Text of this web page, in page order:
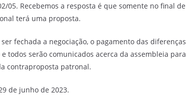
05. Recebemos a resposta é que somente no final de
terá uma proposta.
fechada a negociação, o pagamento das diferenças
todos serão comunicados acerca da assembleia para
contraproposta patronal.
de junho de 2023.